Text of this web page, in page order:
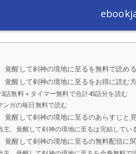
覚醒して剣神の境地に至るを無料で読め
覚醒して剣神の境地に至るをお得に読む
無料＋タイマー無料で合計45話分を読む
ンガの毎日無料で読む
覚醒して剣神の境地に至るのあらすじと
主、覚醒して剣神の境地に至るは完結してい
覚醒して剣神の境地に至るの無料配信に